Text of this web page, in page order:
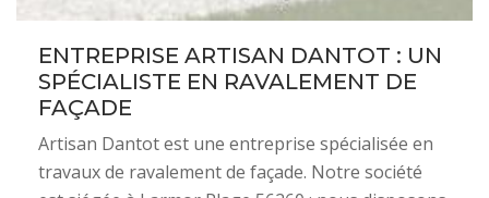
ENTREPRISE ARTISAN DANTOT : UN
SPÉCIALISTE EN RAVALEMENT DE
FAÇADE
Artisan Dantot est une entreprise spécialisée en
travaux de ravalement de façade. Notre société